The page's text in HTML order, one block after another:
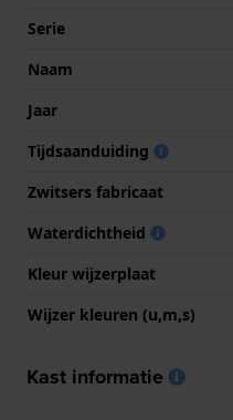
Serie
Naam
Jaar
Tijdsaanduiding
Zwitsers fabricaat
Waterdichtheid
Kleur wijzerplaat
Wijzer kleuren (u,m,s)
Kast informatie